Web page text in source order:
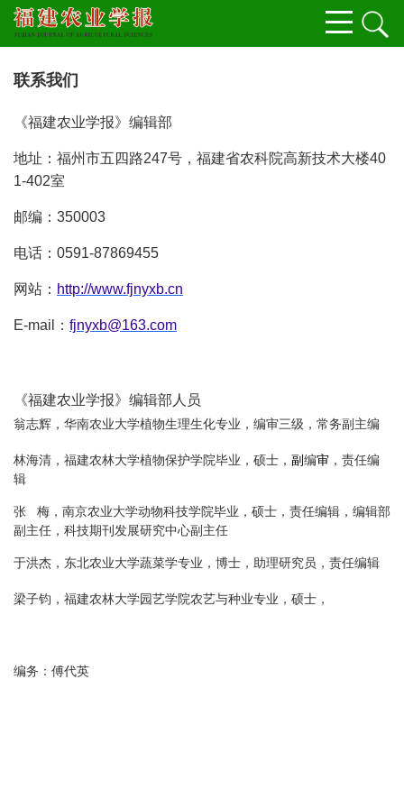
联系我们
《福建农业学报》编辑部
地址：福州市五四路247号，福建省农科院高新技术大楼40
1-402室
邮编：350003
电话：0591-87869455
网站： http://www.fjnyxb.cn
E-mail： fjnyxb@163.com
《福建农业学报》编辑部人员
翁志辉，华南农业大学植物生理生化专业，编审三级，常务副主编
林海清，福建农林大学植物保护学院毕业，硕士， 副编审 ，责任编
辑
张
梅，南京农业大学动物科技学院毕业，硕士，责任编辑，编辑部
副主任，科技期刊发展研究中心副主任
于洪杰，东北农业大学蔬菜学专业，博士，助理研究员，责任编辑
梁子钧，福建农林大学园艺学院农艺与种业专业，硕士，
编务：傅代英